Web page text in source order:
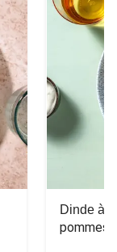
Dinde à
pommes